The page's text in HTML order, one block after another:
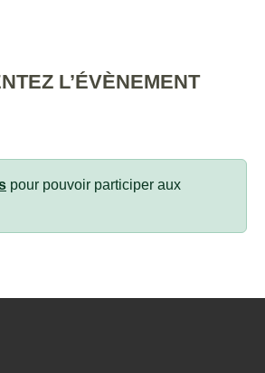
L’ÉVÈNEMENT
pour pouvoir participer aux